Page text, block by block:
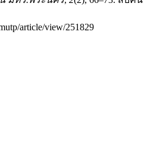
article/view/251829